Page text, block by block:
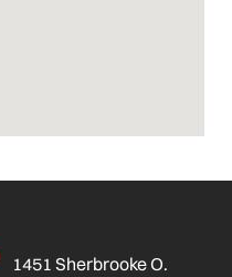
1451 Sherbrooke O.